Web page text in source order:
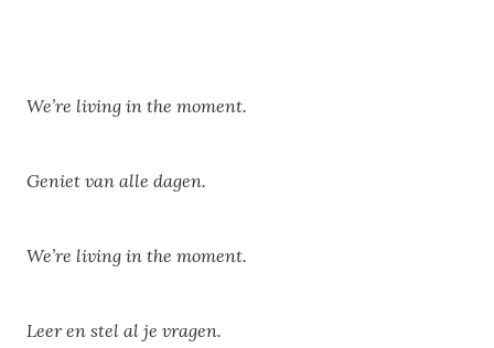
We’re living in the moment.
Geniet van alle dagen.
We’re living in the moment.
Leer en stel al je vragen.